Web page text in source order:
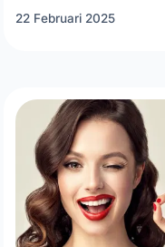
22 Februari 2025